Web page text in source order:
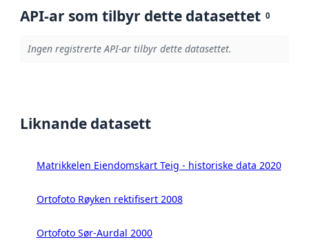
API-ar som tilbyr dette datasettet 0
Ingen registrerte API-ar tilbyr dette datasettet.
Liknande datasett
Matrikkelen Eiendomskart Teig - historiske data 2020
Ortofoto Røyken rektifisert 2008
Ortofoto Sør-Aurdal 2000